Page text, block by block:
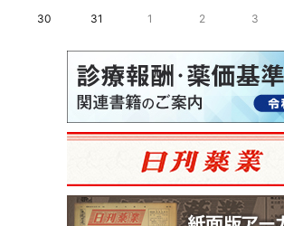
30
31 1 2 3